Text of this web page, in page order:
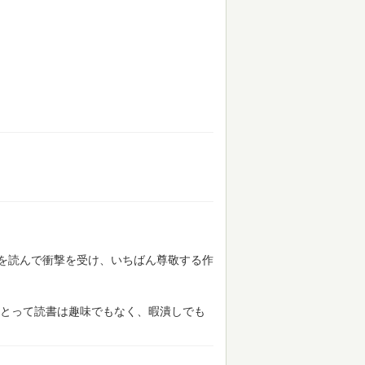
読んで衝撃を受け、いちばん尊敬する作
って読書は趣味でもなく、暇潰しでも